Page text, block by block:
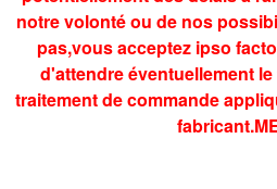
notre volonté ou de nos
pas,vous acceptez ipso
d'attendre éventuellement
traitement de commande